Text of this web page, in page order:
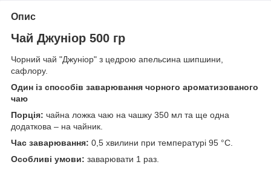
Опис
Чай Джуніор 500 гр
Чорний чай "Джуніор" з цедрою апельсина шипшини,
сафлору.
Один із способів заварювання чорного ароматизованого
чаю
Порція: чайна ложка чаю на чашку 350 мл та ще одна
додаткова – на чайник.
Час заварювання: 0,5 хвилини при температурі 95 °C.
Особливі умови: заварювати 1 раз.